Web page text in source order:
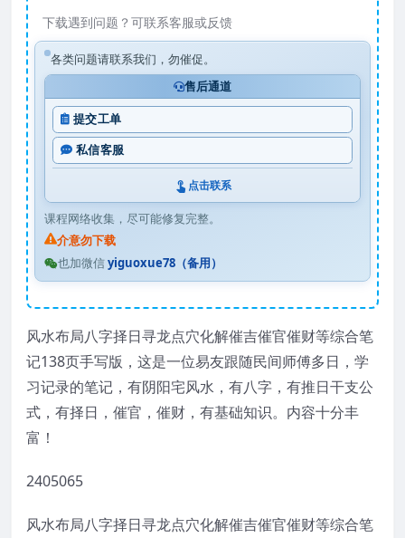
下载遇到问题？可联系客服或反馈
各类问题请联系我们，勿催促。
售后通道
提交工单
私信客服
点击联系
课程网络收集，尽可能修复完整。
介意勿下载
也加微信yiguoxue78（备用）
风水布局八字择日寻龙点穴化解催吉催官催财等综合笔
记138页手写版，这是一位易友跟随民间师傅多日，学
习记录的笔记，有阴阳宅风水，有八字，有推日干支公
式，有择日，催官，催财，有基础知识。内容十分丰
富！
2405065
风水布局八字择日寻龙点穴化解催吉催官催财等综合笔